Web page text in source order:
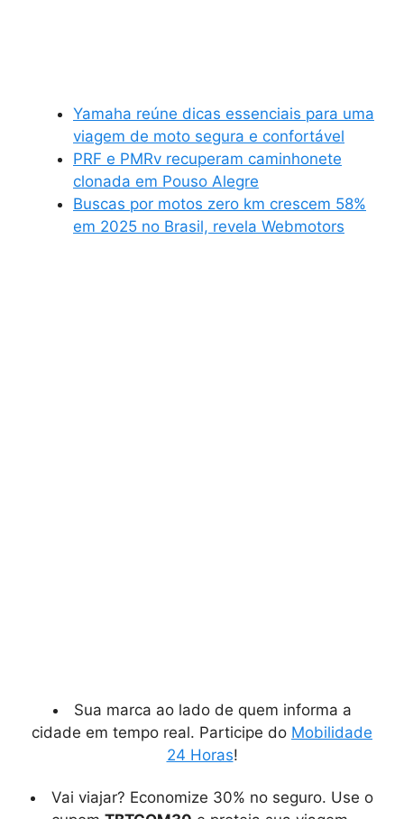
Yamaha reúne dicas essenciais para uma
viagem de moto segura e confortável
PRF e PMRv recuperam caminhonete
clonada em Pouso Alegre
Buscas por motos zero km crescem 58%
em 2025 no Brasil, revela Webmotors
Sua marca ao lado de quem informa a
cidade em tempo real. Participe do Mobilidade
24 Horas!
Vai viajar? Economize 30% no seguro. Use o